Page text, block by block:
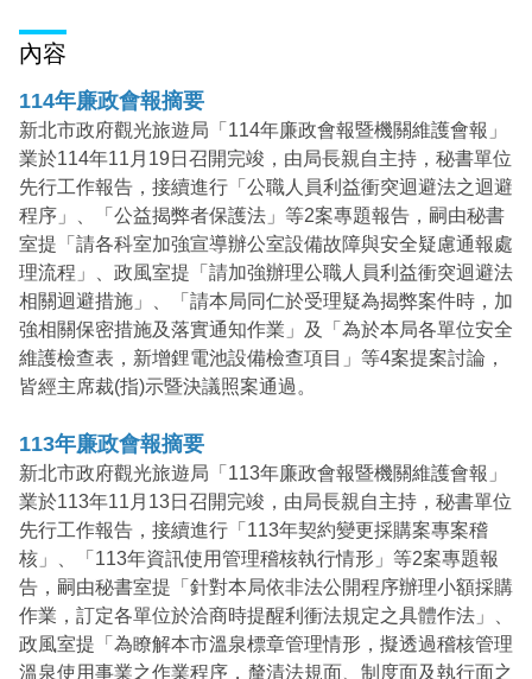
內容
114年廉政會報摘要
新北市政府觀光旅遊局「114年廉政會報暨機關維護會報」
業於114年11月19日召開完竣，由局長親自主持，秘書單位
先行工作報告，接續進行「公職人員利益衝突迴避法之迴避
程序」、「公益揭弊者保護法」等2案專題報告，嗣由秘書
室提「請各科室加強宣導辦公室設備故障與安全疑慮通報處
理流程」、政風室提「請加強辦理公職人員利益衝突迴避法
相關迴避措施」、「請本局同仁於受理疑為揭弊案件時，加
強相關保密措施及落實通知作業」及「為於本局各單位安全
維護檢查表，新增鋰電池設備檢查項目」等4案提案討論，
皆經主席裁(指)示暨決議照案通過。
113年廉政會報摘要
新北市政府觀光旅遊局「113年廉政會報暨機關維護會報」
業於113年11月13日召開完竣，由局長親自主持，秘書單位
先行工作報告，接續進行「113年契約變更採購案專案稽
核」、「113年資訊使用管理稽核執行情形」等2案專題報
告，嗣由秘書室提「針對本局依非法公開程序辦理小額採購
作業，訂定各單位於洽商時提醒利衝法規定之具體作法」、
政風室提「為瞭解本市溫泉標章管理情形，擬透過稽核管理
溫泉使用事業之作業程序，釐清法規面、制度面及執行面之